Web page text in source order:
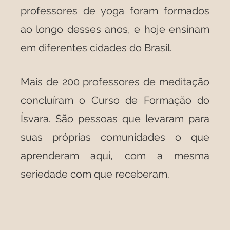
professores de yoga foram formados
ao longo desses anos, e hoje ensinam
em diferentes cidades do Brasil.
Mais de 200 professores de meditação
concluíram o Curso de Formação do
Ísvara. São pessoas que levaram para
suas próprias comunidades o que
aprenderam aqui, com a mesma
seriedade com que receberam.